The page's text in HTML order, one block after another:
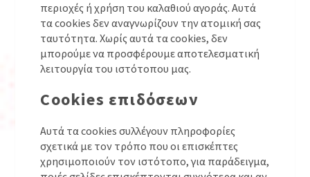
περιοχές ή χρήση του καλαθιού αγοράς. Αυτά
τα cookies δεν αναγνωρίζουν την ατομική σας
ταυτότητα. Χωρίς αυτά τα cookies, δεν
μπορούμε να προσφέρουμε αποτελεσματική
λειτουργία του ιστότοπου μας.
Cookies επιδόσεων
Αυτά τα cookies συλλέγουν πληροφορίες
σχετικά με τον τρόπο που οι επισκέπτες
χρησιμοποιούν τον ιστότοπο, για παράδειγμα,